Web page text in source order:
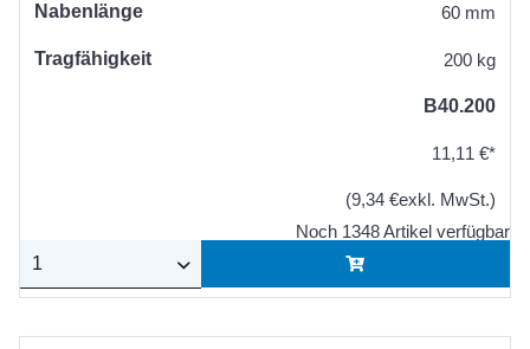
Nabenlänge 60 mm
Tragfähigkeit 200 kg
B40.200
11,11 €*
(9,34 €exkl. MwSt.)
Noch 1348 Artikel verfügbar